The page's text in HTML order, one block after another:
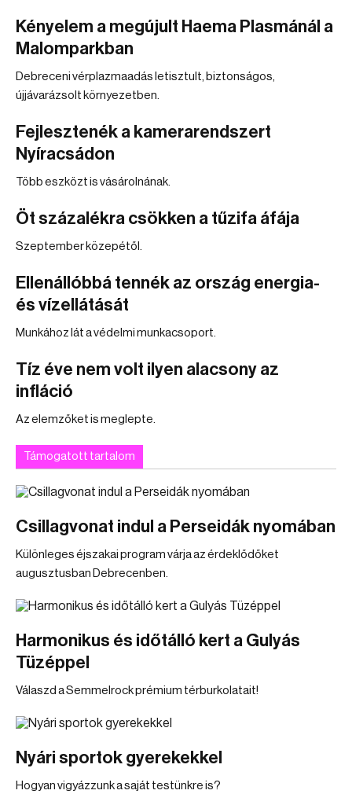
Kényelem a megújult Haema Plasmánál a
Malomparkban
Debreceni vérplazmaadás letisztult, biztonságos,
újjávarázsolt környezetben.
Fejlesztenék a kamerarendszert
Nyíracsádon
Több eszközt is vásárolnának.
Öt százalékra csökken a tűzifa áfája
Szeptember közepétől.
Ellenállóbbá tennék az ország energia-
és vízellátását
Munkához lát a védelmi munkacsoport.
Tíz éve nem volt ilyen alacsony az
infláció
Az elemzőket is meglepte.
Támogatott tartalom
Csillagvonat indul a Perseidák nyomában
Különleges éjszakai program várja az érdeklődőket
augusztusban Debrecenben.
Harmonikus és időtálló kert a Gulyás
Tüzéppel
Válaszd a Semmelrock prémium térburkolatait!
Nyári sportok gyerekekkel
Hogyan vigyázzunk a saját testünkre is?